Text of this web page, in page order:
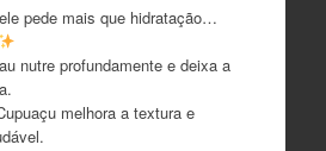
pede mais que hidratação…
nutre profundamente e deixa a
melhora a textura e